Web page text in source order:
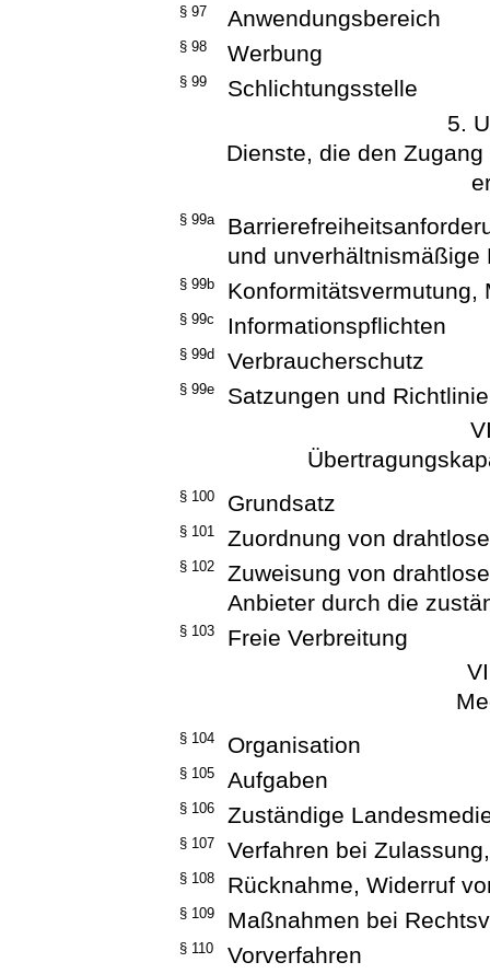
§ 97 Anwendungsbereich
§ 98 Werbung
§ 99
Schlichtungsstelle
5.
Dienste, die den
§ 99a
und unverhältnismäßige
§ 99b Konformitätsvermutung,
§ 99c Informationspflichten
§ 99d Verbraucherschutz
§ 99e
Satzungen und
§ 100 Grundsatz
§ 101 Zuordnung von
§ 102
Zuweisung von
Anbieter durch die
§ 103
Freie Verbreitung
§ 104 Organisation
§ 105 Aufgaben
§ 106 Zuständige
§ 107 Verfahren bei
§ 108 Rücknahme, Widerruf
§ 109 Maßnahmen bei
§ 110 Vorverfahren